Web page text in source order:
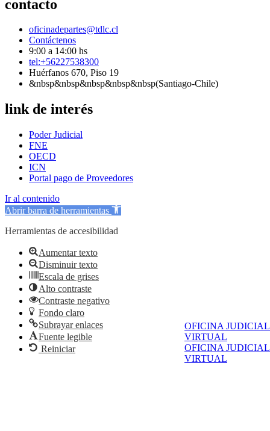
OFICINA JUDICIAL
VIRTUAL
OFICINA JUDICIAL
VIRTUAL
contacto
oficinadepartes@tdlc.cl
Contáctenos
9:00 a 14:00 hs
tel:+56227538300
Huérfanos 670, Piso 19
&nbsp&nbsp&nbsp&nbsp&nbsp(Santiago-Chile)
link de interés
Poder Judicial
FNE
OECD
ICN
Portal pago de Proveedores
Ir al contenido
Abrir barra de herramientas
Herramientas de accesibilidad
Aumentar texto
Disminuir texto
Escala de grises
Alto contraste
Contraste negativo
Fondo claro
Subrayar enlaces
Fuente legible
Reiniciar